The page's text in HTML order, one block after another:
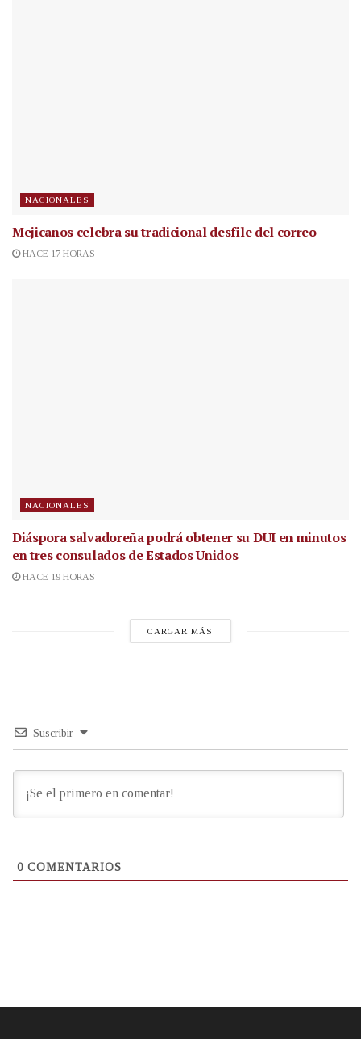
NACIONALES
Mejicanos celebra su tradicional desfile del correo
HACE 17 HORAS
NACIONALES
Diáspora salvadoreña podrá obtener su DUI en minutos
en tres consulados de Estados Unidos
HACE 19 HORAS
CARGAR MÁS
Suscribir
0 COMENTARIOS